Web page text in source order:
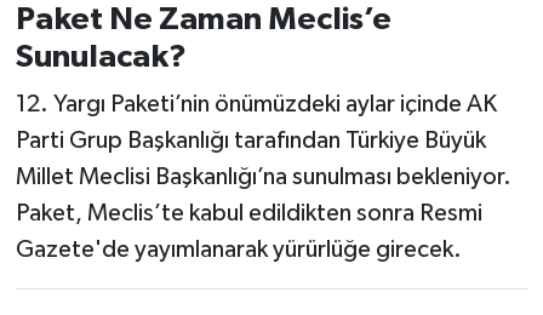
Paket Ne Zaman Meclis’e
Sunulacak?
12. Yargı Paketi’nin önümüzdeki aylar içinde AK
Parti Grup Başkanlığı tarafından Türkiye Büyük
Millet Meclisi Başkanlığı’na sunulması bekleniyor.
Paket, Meclis’te kabul edildikten sonra Resmi
Gazete'de yayımlanarak yürürlüğe girecek.